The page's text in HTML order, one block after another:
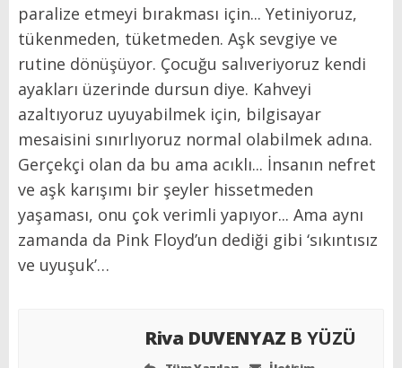
paralize etmeyi bırakması için... Yetiniyoruz,
tükenmeden, tüketmeden. Aşk sevgiye ve
rutine dönüşüyor. Çocuğu salıveriyoruz kendi
ayakları üzerinde dursun diye. Kahveyi
azaltıyoruz uyuyabilmek için, bilgisayar
mesaisini sınırlıyoruz normal olabilmek adına.
Gerçekçi olan da bu ama acıklı... İnsanın nefret
ve aşk karışımı bir şeyler hissetmeden
yaşaması, onu çok verimli yapıyor... Ama aynı
zamanda da Pink Floyd’un dediği gibi ‘sıkıntısız
ve uyuşuk’…
Riva DUVENYAZ B YÜZÜ